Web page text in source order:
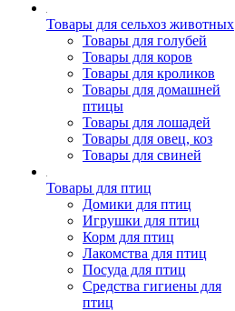
Товары для сельхоз животных
Товары для голубей
Товары для коров
Товары для кроликов
Товары для домашней
птицы
Товары для лошадей
Товары для овец, коз
Товары для свиней
Товары для птиц
Домики для птиц
Игрушки для птиц
Корм для птиц
Лакомства для птиц
Посуда для птиц
Средства гигиены для
птиц